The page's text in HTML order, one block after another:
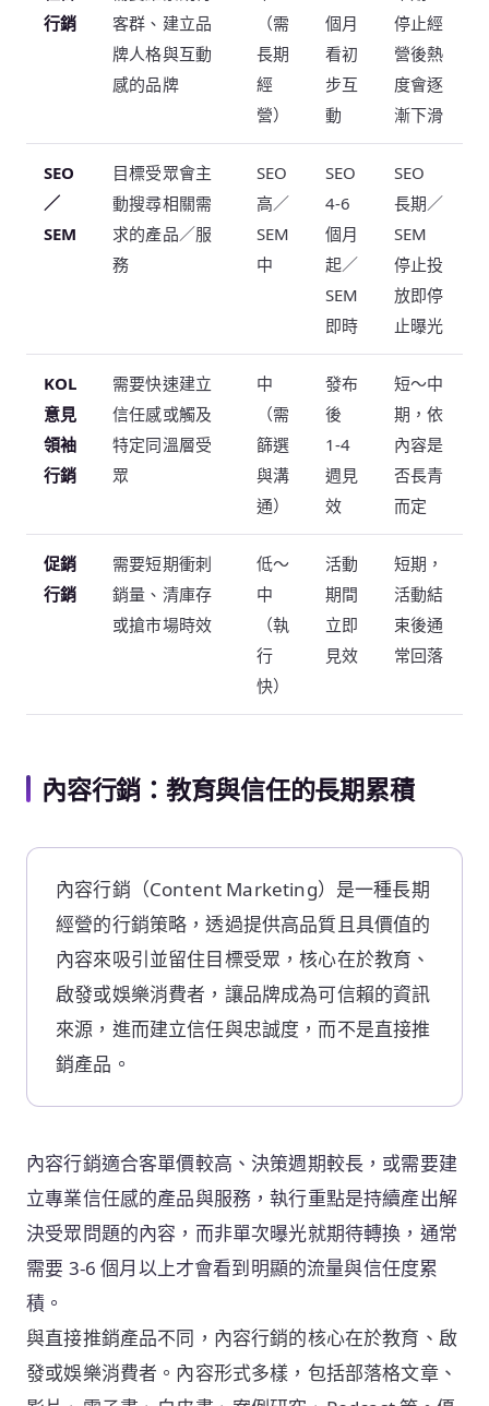
行銷
客群、建立品
牌人格與互動
感的品牌
（需
長期
經
營）
個月
看初
步互
動
停止經
營後熱
度會逐
漸下滑
SEO
／
SEM
目標受眾會主
動搜尋相關需
求的產品／服
務
SEO
高／
SEM
中
SEO
4-6
個月
起／
SEM
即時
SEO
長期／
SEM
停止投
放即停
止曝光
KOL
意見
領袖
行銷
需要快速建立
信任感或觸及
特定同溫層受
眾
中
（需
篩選
與溝
通）
發布
後
1-4
週見
效
短～中
期，依
內容是
否長青
而定
促銷
行銷
需要短期衝刺
銷量、清庫存
或搶市場時效
低～
中
（執
行
快）
活動
期間
立即
見效
短期，
活動結
束後通
常回落
內容行銷：教育與信任的長期累積
內容行銷（Content Marketing）是一種長期
經營的行銷策略，透過提供高品質且具價值的
內容來吸引並留住目標受眾，核心在於教育、
啟發或娛樂消費者，讓品牌成為可信賴的資訊
來源，進而建立信任與忠誠度，而不是直接推
銷產品。
內容行銷適合客單價較高、決策週期較長，或需要建
立專業信任感的產品與服務，執行重點是持續產出解
決受眾問題的內容，而非單次曝光就期待轉換，通常
需要 3-6 個月以上才會看到明顯的流量與信任度累
積。
與直接推銷產品不同，內容行銷的核心在於教育、啟
發或娛樂消費者。內容形式多樣，包括部落格文章、